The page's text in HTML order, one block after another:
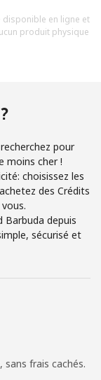
→
du mot de passe →
disponible en ligne et
produit physique
pour
moins cher !
choisissez les
des Crédits
Barbuda depuis
sécurisé et
frais cachés.